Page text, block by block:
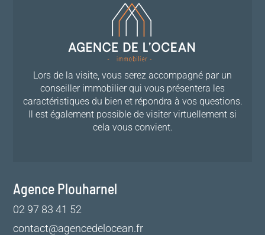
Agence Plouharnel
02 97 83 41 52
contact@agencedelocean.fr
Lors de la visite, vous serez accompagné par un
conseiller immobilier qui vous présentera les
caractéristiques du bien et répondra à vos questions.
Il est également possible de visiter virtuellement si
cela vous convient.